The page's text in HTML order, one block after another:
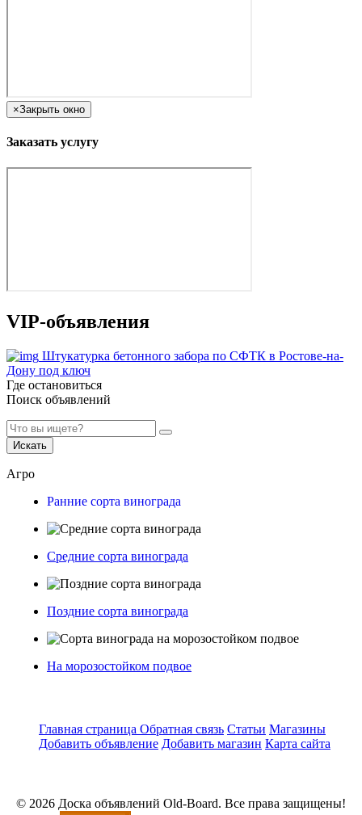
×Закрыть окно
Заказать услугу
VIP-объявления
Штукатурка бетонного забора по СФТК в Ростове-на-
Дону под ключ
Где остановиться
Поиск объявлений
Искать
Агро
Ранние сорта винограда
Средние сорта винограда
Поздние сорта винограда
На морозостойком подвое
Главная страница Обратная связь Статьи Магазины
Добавить объявление Добавить магазин Карта сайта
© 2026 Доска объявлений Old-Board. Все права защищены!